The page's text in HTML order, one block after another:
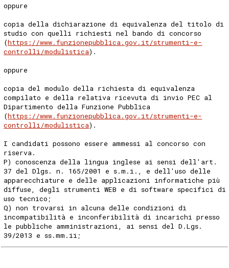
oppure
copia della dichiarazione di equivalenza del titolo di
studio con quelli richiesti nel bando di concorso
(https://www.funzionepubblica.gov.it/strumenti-e-
controlli/modulistica).
oppure
copia del modulo della richiesta di equivalenza
compilato e della relativa ricevuta di invio PEC al
Dipartimento della Funzione Pubblica
(https://www.funzionepubblica.gov.it/strumenti-e-
controlli/modulistica).
I candidati possono essere ammessi al concorso con
riserva.
P) conoscenza della lingua inglese ai sensi dell'art.
37 del Dlgs. n. 165/2001 e s.m.i., e dell'uso delle
apparecchiature e delle applicazioni informatiche più
diffuse, degli strumenti WEB e di software specifici di
uso tecnico;
Q) non trovarsi in alcuna delle condizioni di
incompatibilità e inconferibilità di incarichi presso
le pubbliche amministrazioni, ai sensi del D.Lgs.
39/2013 e ss.mm.ii;